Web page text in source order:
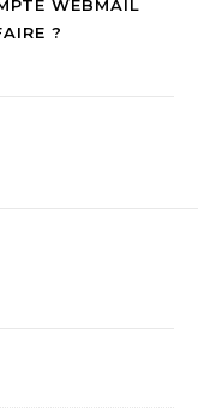
WEBMAIL
?